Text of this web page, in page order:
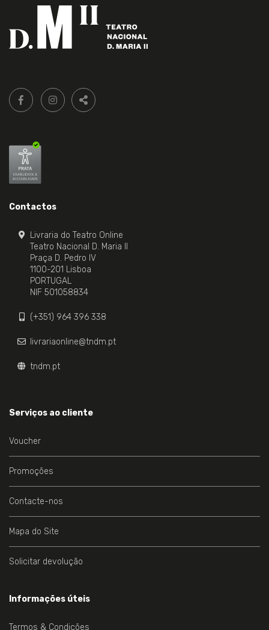
Siga-
nos:
FACEBOOK LIVRARIA DO TEATRO ONLINE.
INSTAGRAM LIVRARIA DO TEATRO ONLINE.
PARTILHAR
Contactos
Livraria do Teatro Online
Teatro Nacional D. Maria II
Praça D. Pedro IV
1100-201 Lisboa
PORTUGAL
NIF 501058834
(+351) 964 396 338
livrariaonline@tndm.pt
tndm.pt
Serviços ao cliente
Voucher
Promoções
Contacte-nos
Mapa do Site
Solicitar devolução
Informações úteis
Termos & Condições